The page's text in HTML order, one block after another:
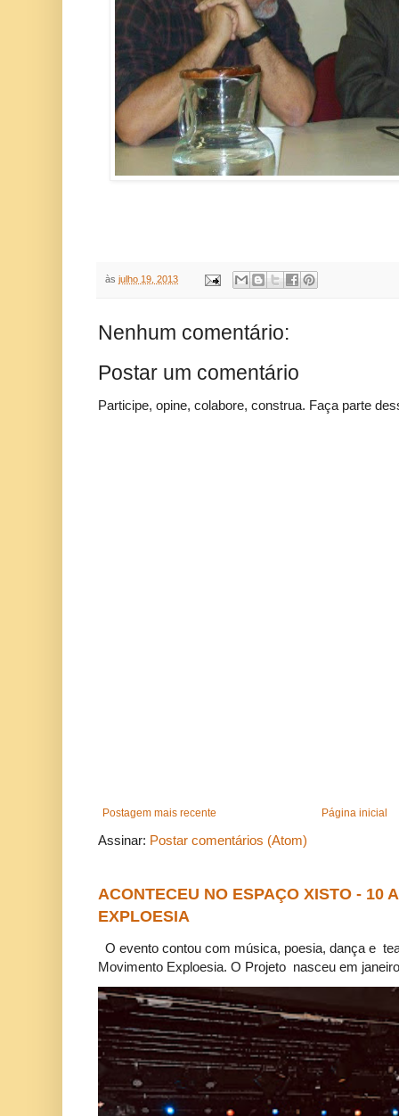
às julho 19, 2013
Nenhum comentário:
Postar um comentário
Participe, opine, colabore, construa. Faça parte
Postagem mais recente Página inicial
Assinar: Postar comentários (Atom)
ACONTECEU NO ESPAÇO XISTO - 10
EXPLOESIA
O evento contou com música, poesia, dança e
Movimento Exploesia. O Projeto nasceu em